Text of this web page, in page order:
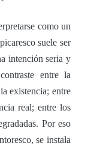
como un
suele ser
intención seria y
entre la
existencia; entre
real; entre los
Por eso
se instala